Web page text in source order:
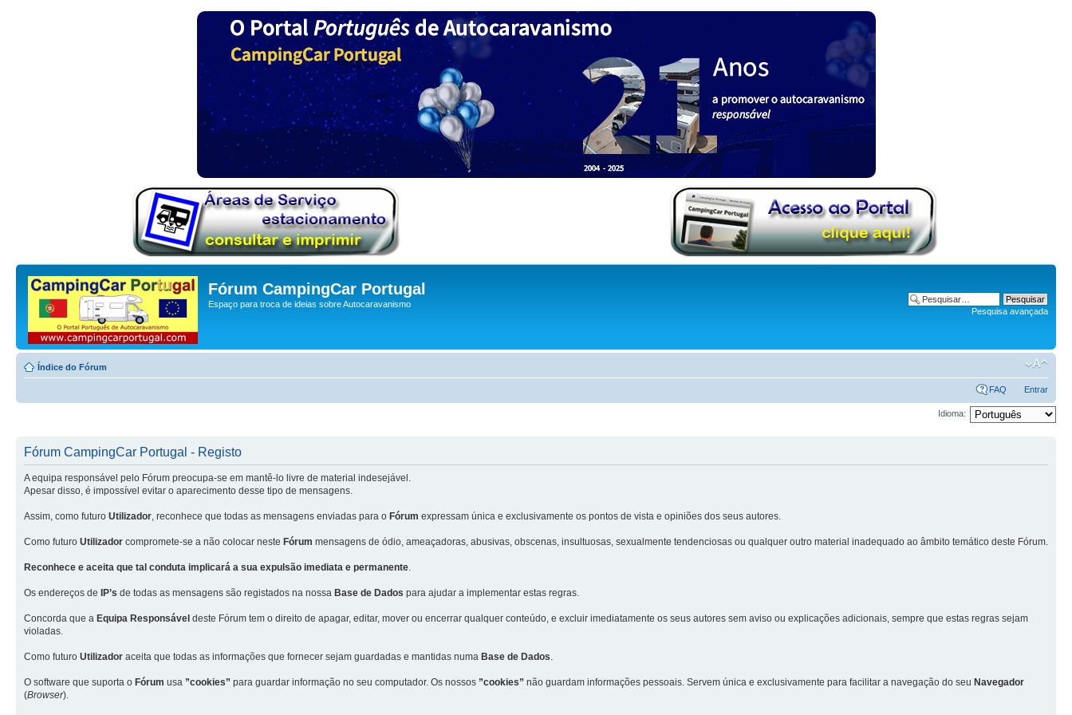
Fórum CampingCar Portugal
Espaço para troca de ideias sobre Autocaravanismo
Pesquisa avançada
Índice do Fórum
FAQ Entrar
Idioma:
Fórum CampingCar Portugal - Registo
A equipa responsável pelo Fórum preocupa-se em mantê-lo livre de material indesejável.
Apesar disso, é impossível evitar o aparecimento desse tipo de mensagens.
Assim, como futuro Utilizador , reconhece que todas as mensagens enviadas para o Fórum expressam única e exclusivamente os pontos de vista e opiniões dos seus autores.
Como futuro Utilizador compromete-se a não colocar neste Fórum mensagens de ódio, ameaçadoras, abusivas, obscenas, insultuosas, sexualmente tendenciosas ou qualquer outro material inadequado ao âmbito temático deste Fórum.
Reconhece e aceita que tal conduta implicará a sua expulsão imediata e permanente
Os endereços de IP’s de todas as mensagens são registados na nossa Base de Dados para ajudar a implementar estas regras.
Concorda que a Equipa Responsável deste Fórum tem o direito de apagar, editar, mover ou encerrar qualquer conteúdo, e excluir imediatamente os seus autores sem aviso ou explicações adicionais, sempre que estas regras sejam
violadas.
Como futuro Utilizador aceita que todas as informações que fornecer sejam guardadas e mantidas numa Base de Dados
O software que suporta o Fórum usa ”cookies” para guardar informação no seu computador. Os nossos ”cookies” não guardam informações pessoais. Servem única e exclusivamente para facilitar a navegação do seu Navegador
(Browser).